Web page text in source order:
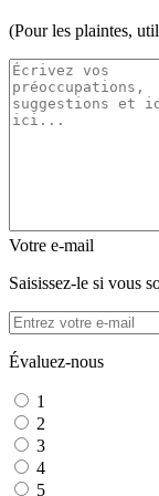
(Pour les plaintes,
Votre e-mail
Saisissez-le si vous
Évaluez-nous
1
2
3
4
5